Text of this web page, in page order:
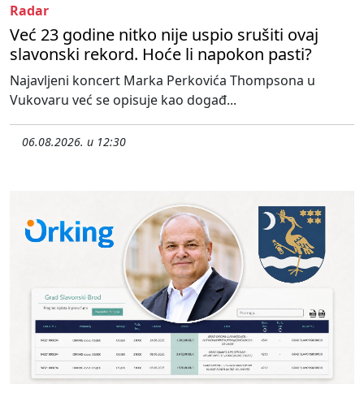
Radar
Već 23 godine nitko nije uspio srušiti ovaj
slavonski rekord. Hoće li napokon pasti?
Najavljeni koncert Marka Perkovića Thompsona u
Vukovaru već se opisuje kao događ...
06.08.2026. u 12:30